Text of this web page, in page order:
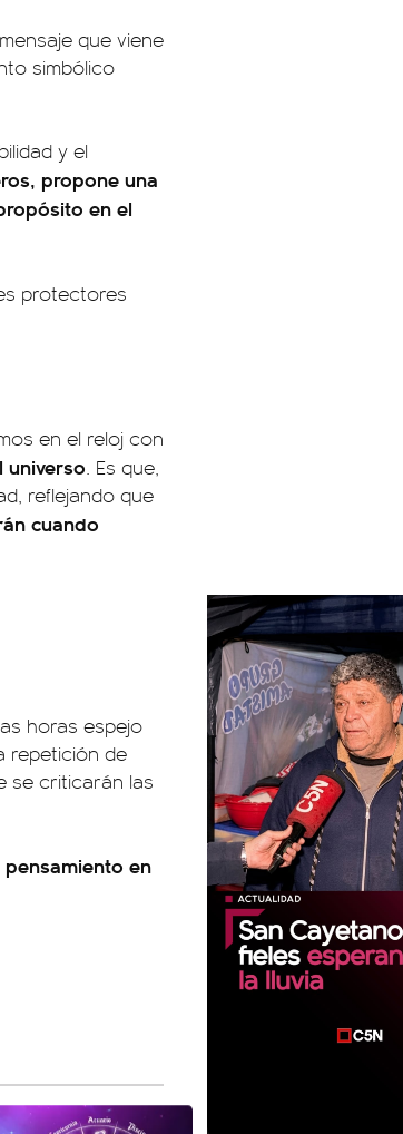
que viene
simbólico
y el
propone una
en el
protectores
en el reloj con
. Es que,
reflejando que
cuando
horas espejo
repetición de
se criticarán las
en
00:00